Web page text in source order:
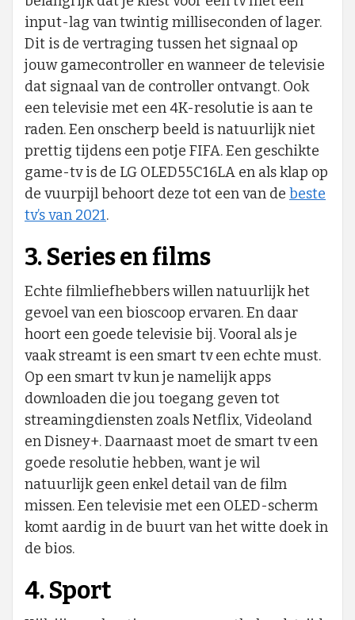
input-lag van twintig milliseconden of lager.
Dit is de vertraging tussen het signaal op
jouw gamecontroller en wanneer de televisie
dat signaal van de controller ontvangt. Ook
een televisie met een 4K-resolutie is aan te
raden. Een onscherp beeld is natuurlijk niet
prettig tijdens een potje FIFA. Een geschikte
game-tv is de LG OLED55C16LA en als klap op
de vuurpijl behoort deze tot een van de beste
tv’s van 2021.
3. Series en films
Echte filmliefhebbers willen natuurlijk het
gevoel van een bioscoop ervaren. En daar
hoort een goede televisie bij. Vooral als je
vaak streamt is een smart tv een echte must.
Op een smart tv kun je namelijk apps
downloaden die jou toegang geven tot
streamingdiensten zoals Netflix, Videoland
en Disney+. Daarnaast moet de smart tv een
goede resolutie hebben, want je wil
natuurlijk geen enkel detail van de film
missen. Een televisie met een OLED-scherm
komt aardig in de buurt van het witte doek in
de bios.
4. Sport